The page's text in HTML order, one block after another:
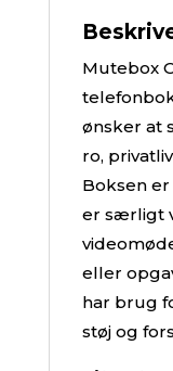
Mutebox
ønsker at
ro,
Boksen
er særligt
eller
har brug
støj og